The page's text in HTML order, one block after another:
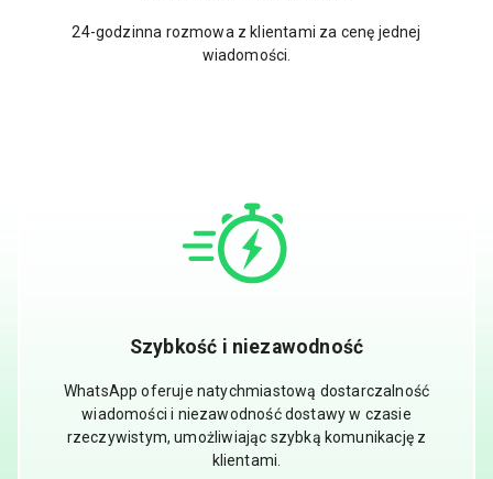
24-godzinna rozmowa z klientami za cenę jednej
wiadomości.
Szybkość i niezawodność
WhatsApp oferuje natychmiastową dostarczalność
wiadomości i niezawodność dostawy w czasie
rzeczywistym, umożliwiając szybką komunikację z
klientami.